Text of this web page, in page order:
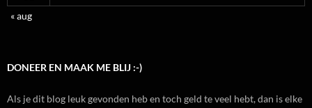
« aug
DONEER EN MAAK ME BLIJ :-)
Als je dit blog leuk gevonden heb en toch geld te veel hebt, dan is elke